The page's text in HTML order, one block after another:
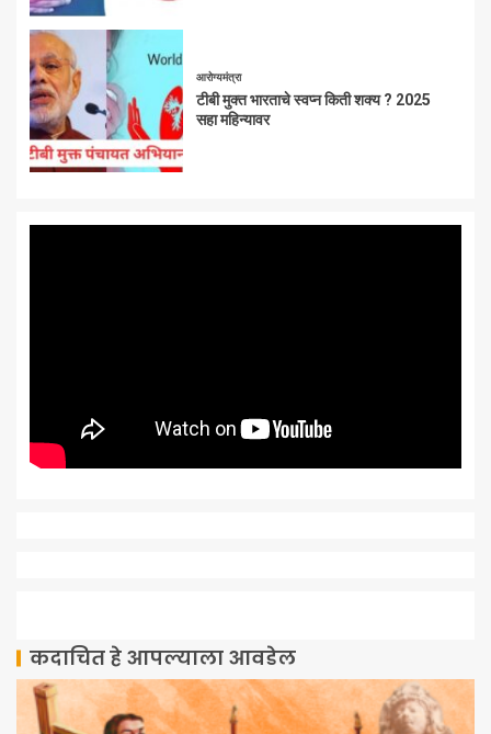
आरोग्यमंत्रा
टीबी मुक्त भारताचे स्वप्न किती शक्य ? 2025
सहा महिन्यावर
कदाचित हे आपल्याला आवडेल